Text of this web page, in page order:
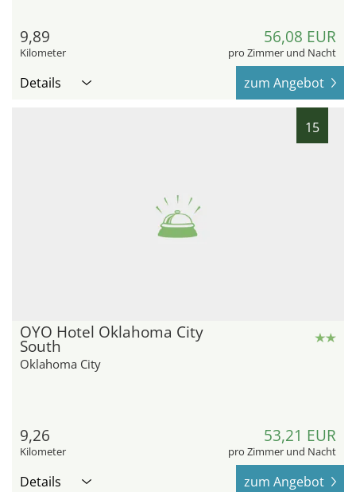
9,89
Kilometer
56,08 EUR
pro Zimmer und Nacht
Details zum Angebot
15
OYO Hotel Oklahoma City
South
Oklahoma City
9,26
Kilometer
53,21 EUR
pro Zimmer und Nacht
Details zum Angebot